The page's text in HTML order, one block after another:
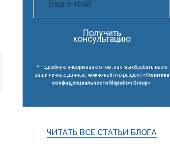
Получить
консультацию
* Подробную информацию о том, как мы обрабатываем
ваши личные данные, можно найти в разделе « Политика
конфиденциальности Migration Group».
ЧИТАТЬ ВСЕ СТАТЬИ БЛОГА